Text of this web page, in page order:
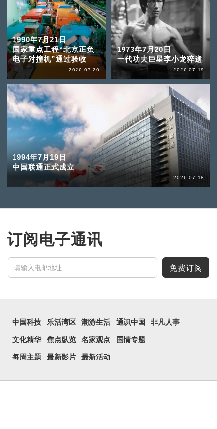
1990年7月21日
国家重点工程“北京正负
电子对撞机”通过验收
2026-07-20
1973年7月20日
一代功夫巨星李小龙猝逝
2026-07-19
1994年7月19日
中国联通正式成立
2026-07-18
订阅电子通讯
免费订阅
中国科技 乐活湾区 潮游生活 通识中国 非凡人事
文化精华 焦点纵览 名家观点 国情专题
每周主题 最新影片 最新活动